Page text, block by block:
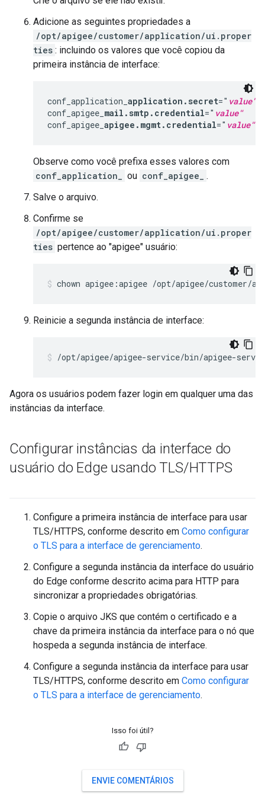
Adicione as seguintes propriedades a
/opt/apigee/customer/application/ui.proper
ties : incluindo os valores que você copiou da
primeira instância de interface:
conf_application_ application.secret=" value"
conf_apigee_ mail.smtp.credential=" value"
conf_apigee_ apigee.mgmt.credential=" value"
Observe como você prefixa esses valores com
conf_application_
ou conf_apigee_
.
Salve o arquivo.
Confirme se
/opt/apigee/customer/application/ui.proper
ties pertence ao "apigee" usuário:
chown apigee:apigee /opt/apigee/customer/
Reinicie a segunda instância de interface:
/opt/apigee/apigee-service/bin/apigee-
Agora os usuários podem fazer login em qualquer uma das
instâncias da interface.
Configurar instâncias da interface do
usuário do Edge usando TLS/HTTPS
Configure a primeira instância de interface para usar
TLS/HTTPS, conforme descrito em Como configurar
o TLS para a interface de gerenciamento.
Configure a segunda instância da interface do usuário
do Edge conforme descrito acima para HTTP para
sincronizar a propriedades obrigatórias.
Copie o arquivo JKS que contém o certificado e a
chave da primeira instância da interface para o nó que
hospeda a segunda instância de interface.
Configure a segunda instância da interface para usar
TLS/HTTPS, conforme descrito em Como configurar
o TLS para a interface de gerenciamento.
Isso foi útil?
ENVIE COMENTÁRIOS